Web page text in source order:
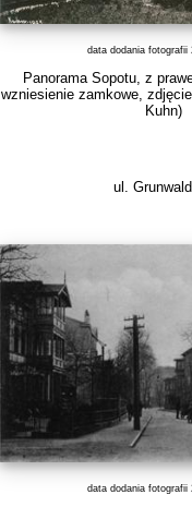
data dodania fotografii
Panorama Sopotu, z
wzniesienie zamkowe,
Kuhn)
ul.
data dodania fotografii